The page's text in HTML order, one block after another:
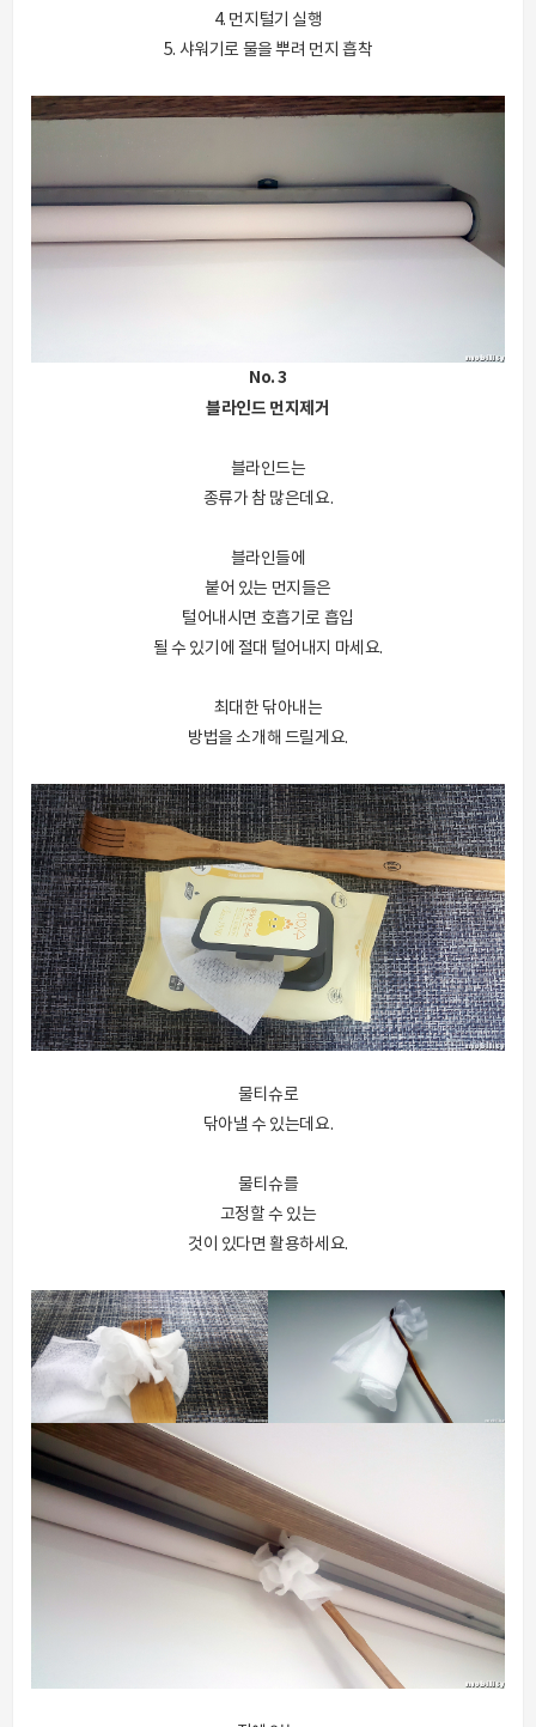
4. 먼지털기 실행
5. 샤워기로 물을 뿌려 먼지 흡착
No. 3
블라인드 먼지제거
블라인드는
종류가 참 많은데요.
블라인들에
붙어 있는 먼지들은
털어내시면 호흡기로 흡입
될 수 있기에 절대 털어내지 마세요.
최대한 닦아내는
방법을 소개해 드릴게요.
물티슈로
닦아낼 수 있는데요.
물티슈를
고정할 수 있는
것이 있다면 활용하세요.